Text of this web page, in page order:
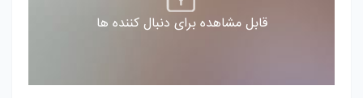
قابل مشاهده برای دنبال کننده ها